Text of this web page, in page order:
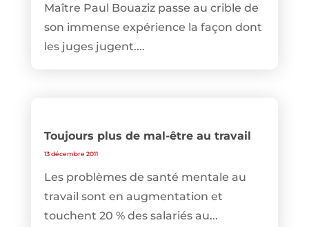
Maître Paul Bouaziz passe au crible de
son immense expérience la façon dont
les juges jugent....
Toujours plus de mal-être au travail
13 décembre 2011
Les problèmes de santé mentale au
travail sont en augmentation et
touchent 20 % des salariés au...